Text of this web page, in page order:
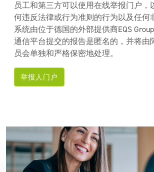
员工和第三方可以使用在线举报门户，
何违反法律或行为准则的行为以及任何
系统由位于德国的外部提供商EQS
通信平台提交的报告是匿名的，并将由
员会单独和严格保密地处理。
举报人门户